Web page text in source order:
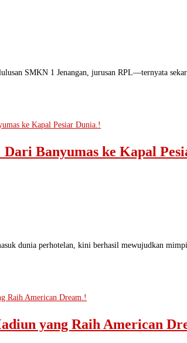
SMKN 1 Jenangan, jurusan RPL—ternyata
Banyumas ke Kapal
dunia perhotelan, kini berhasil mewujudkan
yang Raih American